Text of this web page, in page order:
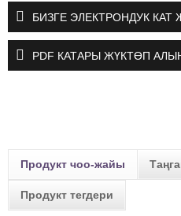
БИЗГЕ ЭЛЕКТРОНДУК КАТ
PDF КАТАРЫ ЖҮКТӨП
Продукт чоо-жайы
Продукт тегдери